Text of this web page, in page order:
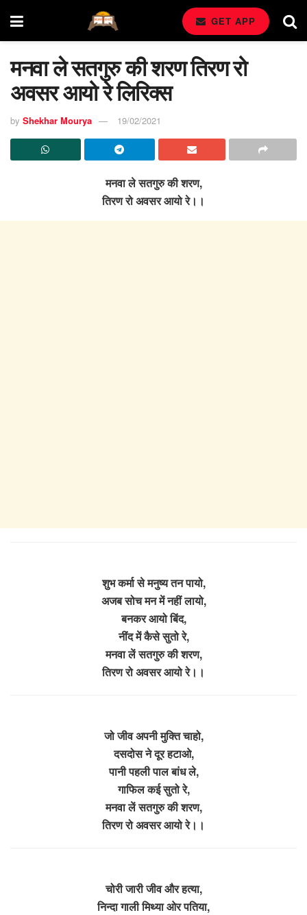
GET APP
मनवा ले सतगुरु की शरण तिरण रो
अवसर आयो रे लिरिक्स
by Shekhar Mourya 19/02/2021
मनवा ले सतगुरु की शरण,
तिरण रो अवसर आयो रे।।
शुभ कर्मा से मनुष्य तन पायो,
अजब सोच मन में नहीं लायो,
बनकर आयो बिंद,
नींद में कैसे सुतो रे,
मनवा लें सतगुरु की शरण,
तिरण रो अवसर आयो रे।।
जो जीव अपनी मुक्ति चाहो,
दसदोस ने दूर हटाओ,
पानी पहली पाल बांध ले,
गाफिल कई सुतो रे,
मनवा लें सतगुरु की शरण,
तिरण रो अवसर आयो रे।।
चोरी जारी जीव और हत्या,
निन्दा गाली मिथ्या ओर पतिया,